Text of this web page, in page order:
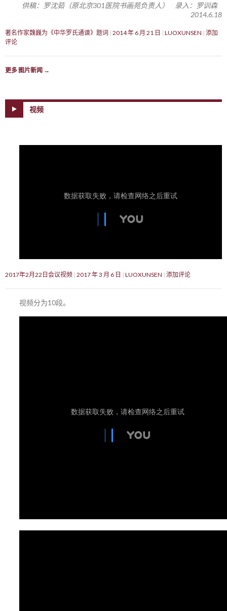
供稿：罗沈茹（原北京301医院书画苑负责人） 录入：罗训森
2014.6.18
著名作家魏巍为《中华罗氏通谱》题词 2014 年 6 月 21 日 LUOXUNSEN 添加
评论
更多 图片新闻 →
视频
2017年2月22日会议视频 2017 年 3 月 6 日 LUOXUNSEN 添加评论
视频分为10段。